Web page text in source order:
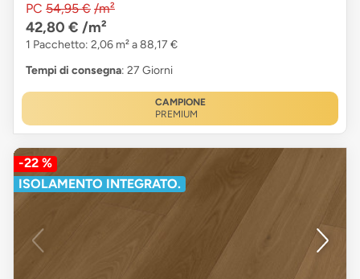
PC 54,95 € /m²
42,80 € /m²
1 Pacchetto: 2,06 m² a 88,17 €
Tempi di consegna: 27 Giorni
CAMPIONE
PREMIUM
-22 %
ISOLAMENTO INTEGRATO.